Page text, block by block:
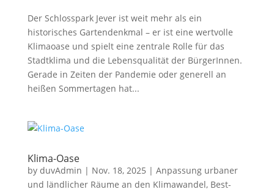
Der Schlosspark Jever ist weit mehr als ein
historisches Gartendenkmal – er ist eine wertvolle
Klimaoase und spielt eine zentrale Rolle für das
Stadtklima und die Lebensqualität der BürgerInnen.
Gerade in Zeiten der Pandemie oder generell an
heißen Sommertagen hat...
Klima-Oase
by duvAdmin | Nov. 18, 2025 | Anpassung urbaner
und ländlicher Räume an den Klimawandel, Best-